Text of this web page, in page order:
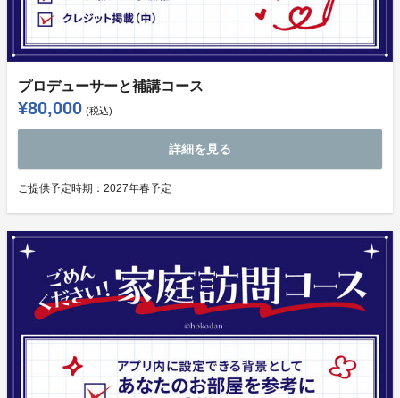
プロデューサーと補講コース
¥80,000 (税込)
詳細を見る
ご提供予定時期： 2027年春予定